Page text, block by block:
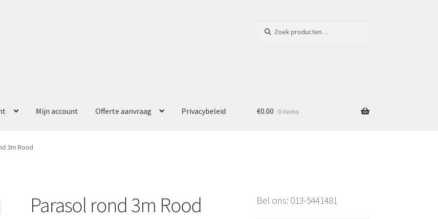
naar:
Mijn account Offerte aanvraag Privacybeleid
Offerte aanvraag
€0.00 0 items
3m Rood
Parasol rond 3m Rood Bel ons: 013-5441481